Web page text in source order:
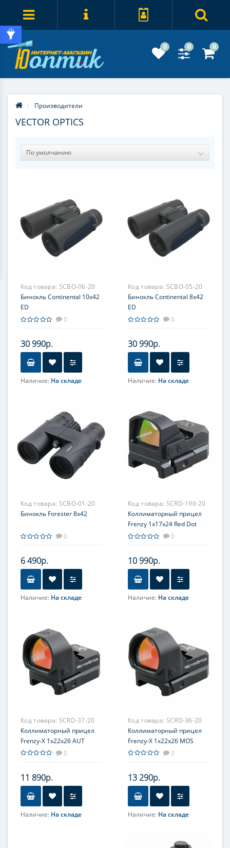
0 0 0
Производители
VECTOR OPTICS
Код товара: SCBO-06-20
Бинокль Continental 10x42
ED
0
30 990р.
Наличие: На складе
Фокусировка
Центральная
Код товара: SCBO-05-20
Бинокль Continental 8x42
ED
0
30 990р.
Наличие: На складе
Фокусировка
Центральная
Код товара: SCBO-01-20
Бинокль Forester 8x42
0
6 490р.
Наличие: На складе
Фокусировка
Центральная
Код товара: SCRD-19II-20
Коллиматорный прицел
Frenzy 1x17x24 Red Dot
0
10 990р.
Наличие: На складе
Код товара: SCRD-37-20
Коллиматорный прицел
Frenzy-X 1x22x26 AUT
0
11 890р.
Наличие: На складе
Код товара: SCRD-36-20
Коллиматорный прицел
Frenzy-X 1x22x26 MOS
0
13 290р.
Наличие: На складе